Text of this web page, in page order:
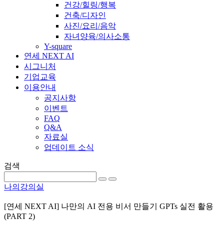
건강/힐링/행복
건축/디자인
사진/요리/음악
자녀양육/의사소통
Y-square
연세 NEXT AI
시그니처
기업교육
이용안내
공지사항
이벤트
FAQ
Q&A
자료실
업데이트 소식
검색
나의강의실
[연세 NEXT AI] 나만의 AI 전용 비서 만들기 GPTs 실전 활용
(PART 2)